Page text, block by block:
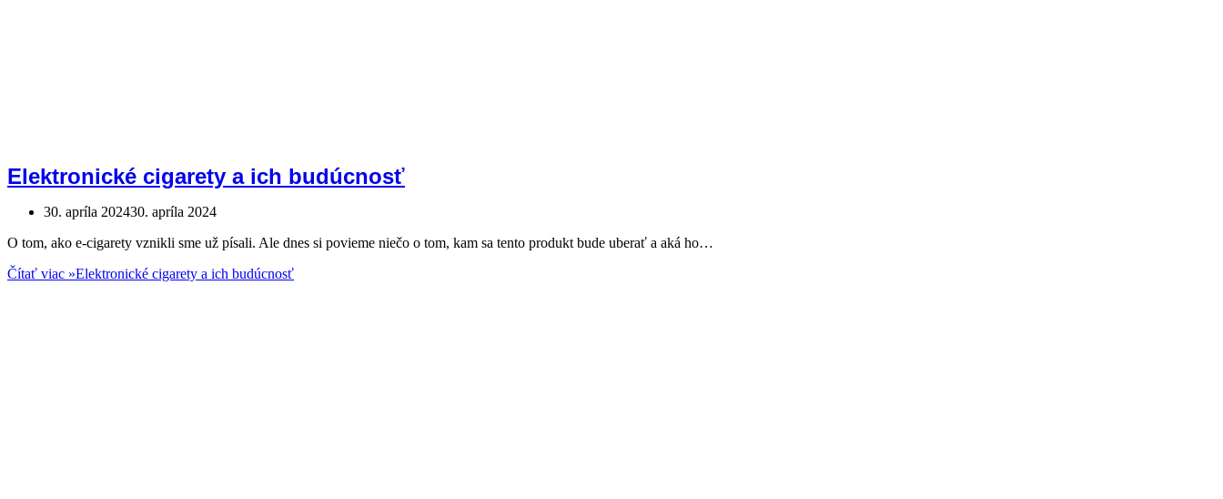
Elektronické cigarety a ich budúcnosť
30. apríla 202430. apríla 2024
O tom, ako e-cigarety vznikli sme už písali. Ale dnes si povieme niečo o tom, kam sa tento produkt bude uberať a aká ho…
Čítať viac »Elektronické cigarety a ich budúcnosť